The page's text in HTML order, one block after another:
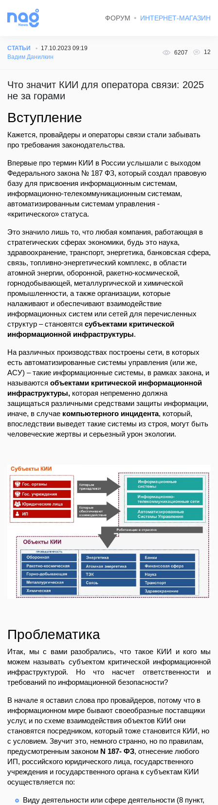
ФОРУМ ИНТЕРНЕТ-МАГАЗИН
СТАТЬИ
17.10.2023 09:19
Вадим Данилкин
6207 12
Что значит КИИ для оператора связи: 2025
не за горами
Вступление
Кажется, провайдеры и операторы связи стали забывать
про требования законодательства.
Впервые про термин КИИ в России услышали с выходом
Федерального закона № 187 ФЗ, который создал правовую
базу для присвоения информационным системам,
информационно-телекоммуникационным системам,
автоматизированным системам управления -
«критического» статуса.
Это значило лишь то, что любая компания, работающая в
стратегических сферах экономики, будь это наука,
здравоохранение, транспорт, энергетика, банковская сфера,
связь, топливно-энергетический комплекс, в области
атомной энергии, оборонной, ракетно-космической,
горнодобывающей, металлургической и химической
промышленности, а также организации, которые
налаживают и обеспечивают взаимодействие
информационных систем или сетей для перечисленных
структур – становятся субъектами критической
информационной инфраструктуры.
На различных производствах построены сети, в которых
есть автоматизированные системы управления (или же,
АСУ) – такие информационные системы, в рамках закона, и
называются объектами критической информационной
инфраструктуры, которая непременно должна
защищаться различными средствами защиты информации,
иначе, в случае компьютерного инцидента, который,
впоследствии выведет такие системы из строя, могут быть
человеческие жертвы и серьезный урон экологии.
Проблематика
Итак, мы с вами разобрались, что такое КИИ и кого мы
можем называть субъектом критической информационной
инфраструктурой. Но что насчет ответственности и
требований по информационной безопасности?
В начале я оставил слова про провайдеров, потому что в
информационном мире бывают своеобразные поставщики
услуг, и по схеме взаимодействия объектов КИИ они
становятся посредником, который тоже становится КИИ, но
с условием. Звучит это, немного странно, но по правилам,
предусмотренным законом N 187- ФЗ, отнесение любого
ИП, российского юридического лица, государственного
учреждения и государственного органа к субъектам КИИ
осуществляется по:
Виду деятельности или сфере деятельности (8 пункт,